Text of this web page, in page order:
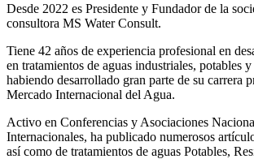
Desde 2022 es Presidente y Fundador de la
consultora MS Water Consult.
Tiene 42 años de experiencia profesional en
en tratamientos de aguas industriales, potables y
habiendo desarrollado gran parte de su carrera
Mercado Internacional del Agua.
Activo en Conferencias y Asociaciones
Internacionales, ha publicado numerosos
así como de tratamientos de aguas Potables,